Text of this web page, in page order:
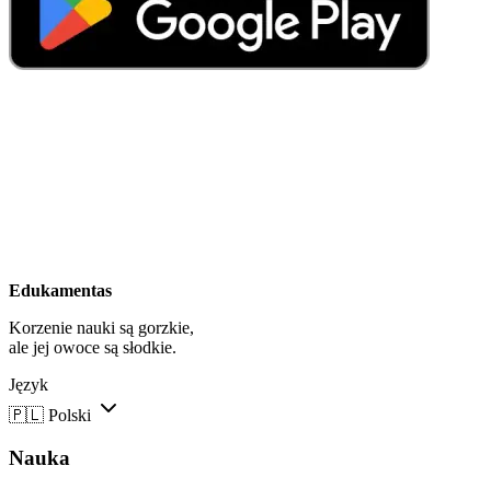
Edukamentas
Korzenie nauki są gorzkie,
ale jej owoce są słodkie.
Język
🇵🇱 Polski
Nauka